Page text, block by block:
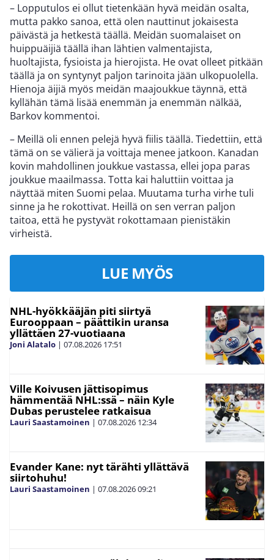
– Lopputulos ei ollut tietenkään hyvä meidän osalta,
mutta pakko sanoa, että olen nauttinut jokaisesta
päivästä ja hetkestä täällä. Meidän suomalaiset on
huippuäijiä täällä ihan lähtien valmentajista,
huoltajista, fysioista ja hierojista. He ovat olleet pitkään
täällä ja on syntynyt paljon tarinoita jään ulkopuolella.
Hienoja äijiä myös meidän maajoukkue täynnä, että
kyllähän tämä lisää enemmän ja enemmän nälkää,
Barkov kommentoi.
– Meillä oli ennen pelejä hyvä fiilis täällä. Tiedettiin, että
tämä on se välierä ja voittaja menee jatkoon. Kanadan
kovin mahdollinen joukkue vastassa, ellei jopa paras
joukkue maailmassa. Totta kai haluttiin voittaa ja
näyttää miten Suomi pelaa. Muutama turha virhe tuli
sinne ja he rokottivat. Heillä on sen verran paljon
taitoa, että he pystyvät rokottamaan pienistäkin
virheistä.
LUE MYÖS
NHL-hyökkääjän piti siirtyä
Eurooppaan – päättikin uransa
yllättäen 27-vuotiaana
Joni Alatalo | 07.08.2026 17:51
Ville Koivusen jättisopimus
hämmentää NHL:ssä – näin Kyle
Dubas perustelee ratkaisua
Lauri Saastamoinen | 07.08.2026 12:34
Evander Kane: nyt tärähti yllättävä
siirtohuhu!
Lauri Saastamoinen | 07.08.202609:21